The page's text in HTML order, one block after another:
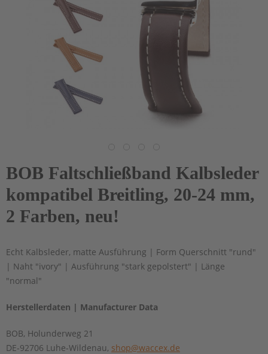
BOB Faltschließband Kalbsleder
kompatibel Breitling, 20-24 mm,
2 Farben, neu!
Echt Kalbsleder, matte Ausführung | Form Querschnitt "rund"
| Naht "ivory" | Ausführung "stark gepolstert" | Länge
"normal"
Herstellerdaten | Manufacturer Data
BOB, Holunderweg 21
DE-92706 Luhe-Wildenau, shop@waccex.de